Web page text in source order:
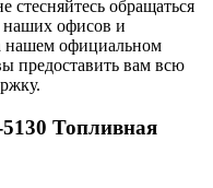
стесняйтесь обращаться
наших офисов и
нашем официальном
предоставить вам всю
Топливная